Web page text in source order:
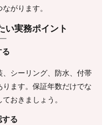
がります。
い実務ポイント
シーリング、防水、付帯
ます。保証年数だけでな
おきましょう。
る